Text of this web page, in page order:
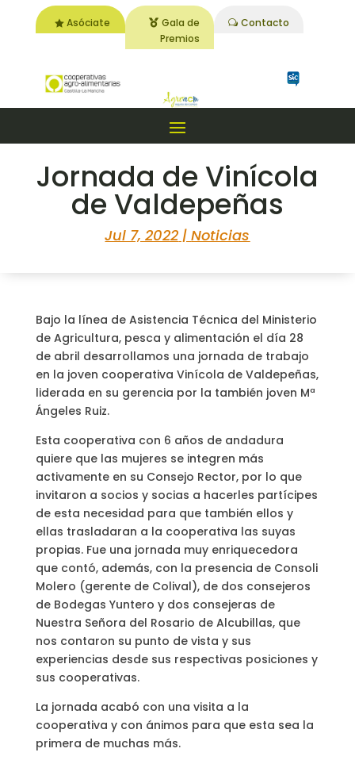
Asóciate
Gala de
Premios
Contacto
Jornada de Vinícola
de Valdepeñas
Jul 7, 2022 |Noticias
Bajo la línea de Asistencia Técnica del Ministerio
de Agricultura, pesca y alimentación el día 28
de abril desarrollamos una jornada de trabajo
en la joven cooperativa Vinícola de Valdepeñas,
liderada en su gerencia por la también joven Mª
Ángeles Ruiz.
Esta cooperativa con 6 años de andadura
quiere que las mujeres se integren más
activamente en su Consejo Rector, por lo que
invitaron a socios y socias a hacerles partícipes
de esta necesidad para que también ellos y
ellas trasladaran a la cooperativa las suyas
propias. Fue una jornada muy enriquecedora
que contó, además, con la presencia de Consoli
Molero (gerente de Colival), de dos consejeros
de Bodegas Yuntero y dos consejeras de
Nuestra Señora del Rosario de Alcubillas, que
nos contaron su punto de vista y sus
experiencias desde sus respectivas posiciones y
sus cooperativas.
La jornada acabó con una visita a la
cooperativa y con ánimos para que esta sea la
primera de muchas más.